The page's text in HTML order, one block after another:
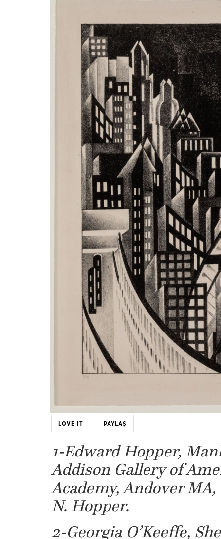
LOVE IT PAYLAŞ
1-Edward Hopper,
Addison Gallery of
Academy, Andover
N. Hopper.
2-Georgia O’Keeffe,